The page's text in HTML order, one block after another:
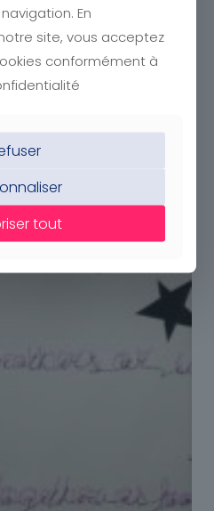
En
site, vous acceptez
conformément à
tout